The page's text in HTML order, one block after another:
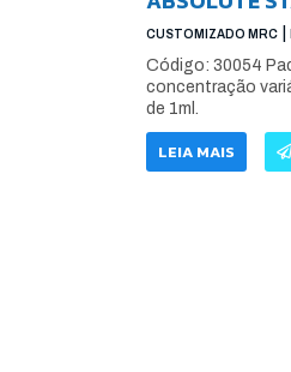
CUSTOMIZADO MRC
Código: 30054
concentração
de 1ml.
LEIA MAIS